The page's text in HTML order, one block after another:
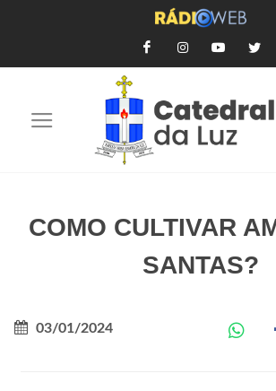
COMO CULTIVAR
SANTAS?
03/01/2024